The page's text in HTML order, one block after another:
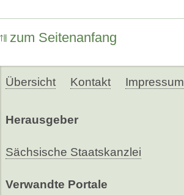
zum Seitenanfang
Übersicht Kontakt Impressum
Herausgeber
Sächsische Staatskanzlei
Verwandte Portale